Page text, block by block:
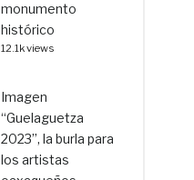
monumento
histórico
12.1k views
Imagen
“Guelaguetza
2023”, la burla para
los artistas